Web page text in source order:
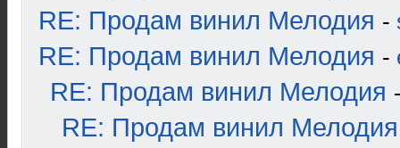
RE: Продам винил Мелодия -
RE: Продам винил Мелодия -
RE: Продам винил Мелодия
RE: Продам винил Мелодия